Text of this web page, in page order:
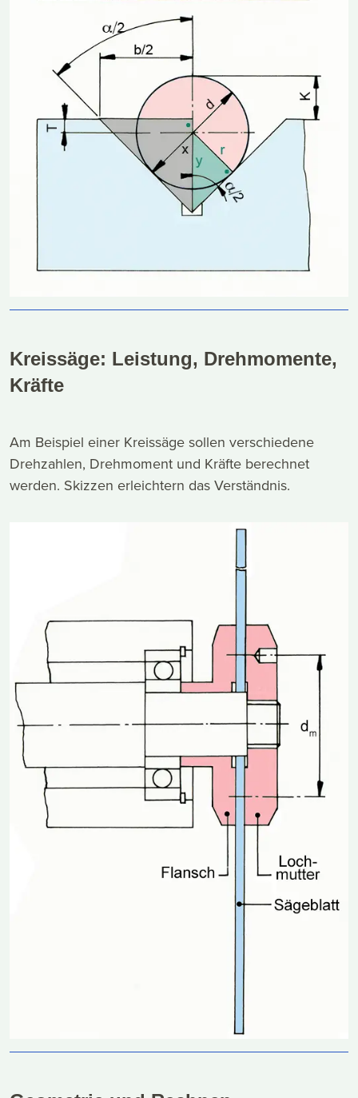
Kreissäge: Leistung, Drehmomente,
Kräfte
Am Beispiel einer Kreissäge sollen verschiedene
Drehzahlen, Drehmoment und Kräfte berechnet
werden. Skizzen erleichtern das Verständnis.